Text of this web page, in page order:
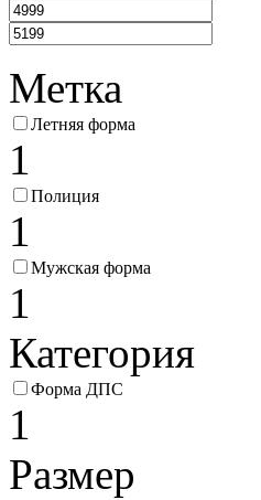
Метка
Летняя форма
1
Полиция
1
Мужская форма
1
Категория
Форма ДПС
1
Размер